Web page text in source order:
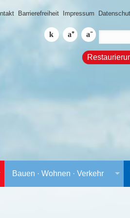
Barrierefreiheit Impressum
Bauen · Wohnen · Verkehr